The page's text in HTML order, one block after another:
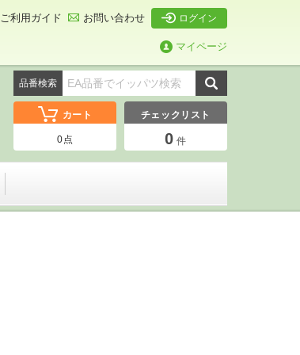
ご利用ガイド お問い合わせ ログイン
マイページ
品番検索
カート
0点
チェックリスト
0 件